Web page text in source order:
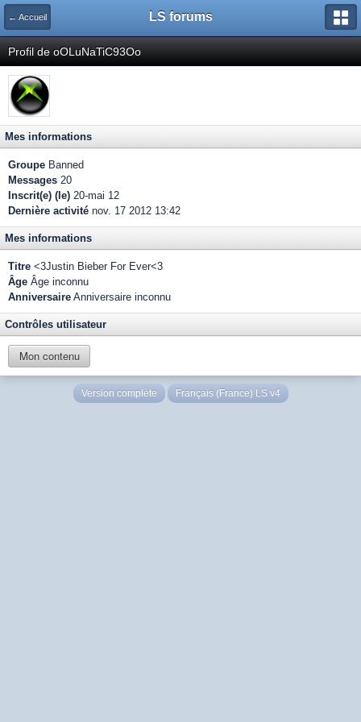
← Accueil LS forums
Profil de oOLuNaTiC93Oo
Mes informations
Groupe Banned
Messages 20
Inscrit(e) (le) 20-mai 12
Dernière activité nov. 17 2012 13:42
Mes informations
Titre <3Justin Bieber For Ever<3
Âge Âge inconnu
Anniversaire Anniversaire inconnu
Contrôles utilisateur
Mon contenu
Version complète Français (France) LS v4